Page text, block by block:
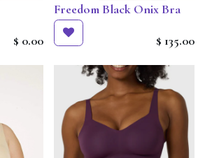
$ 0.00
Freedom Black Onix Bra
$ 135.00